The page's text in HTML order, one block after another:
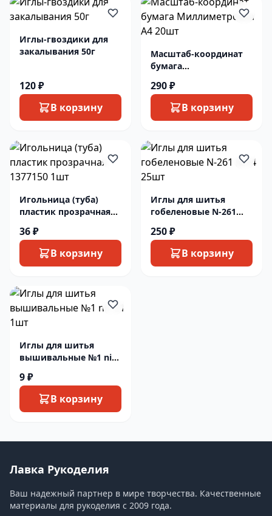
Иглы-гвоздики для
закалывания 50г
120 ₽
В корзину
Масштаб-координат
бумага
20шт
290 ₽
В корзину
Игольница (туба)
пластик прозрачная
36 ₽
В корзину
Иглы для шитья
гобеленовые N-261
250 ₽
В корзину
Иглы для шитья
вышивальные №1 nir-
9 ₽
В корзину
Лавка Рукоделия
Ваш надежный партнер в мире творчества. Качественные
материалы для рукоделия с 2009 года.